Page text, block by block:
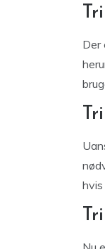
Der
hvis